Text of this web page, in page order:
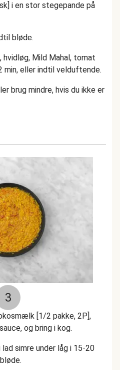
i en stor stegepande på
bløde.
Mild Mahal, tomat
min, eller indtil velduftende.
brug mindre, hvis du ikke er
3
[1/2 pakke, 2P],
og bring i kog.
simre under låg i 15-20